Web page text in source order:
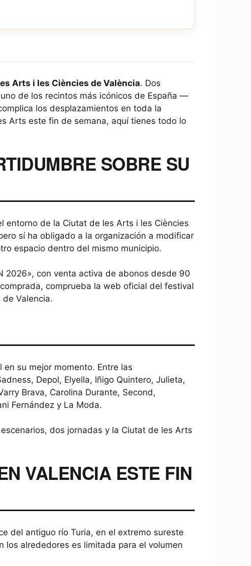
Arts i les Ciències de València. Dos
de los recintos más icónicos de España —
los desplazamientos en toda la
Arts este fin de semana, aquí tienes todo lo
SOBRE SU
entorno de la Ciutat de les Arts i les Ciències
sí ha obligado a la organización a modificar
espacio dentro del mismo municipio.
2026», con venta activa de abonos desde 90
comprueba la web oficial del festival
Valencia.
su mejor momento. Entre las
Depol, Elyella, Iñigo Quintero, Julieta,
Brava, Carolina Durante, Second,
Fernández y La Moda.
dos jornadas y la Ciutat de les Arts
VALENCIA ESTE FIN
del antiguo río Turia, en el extremo sureste
los alrededores es limitada para el volumen